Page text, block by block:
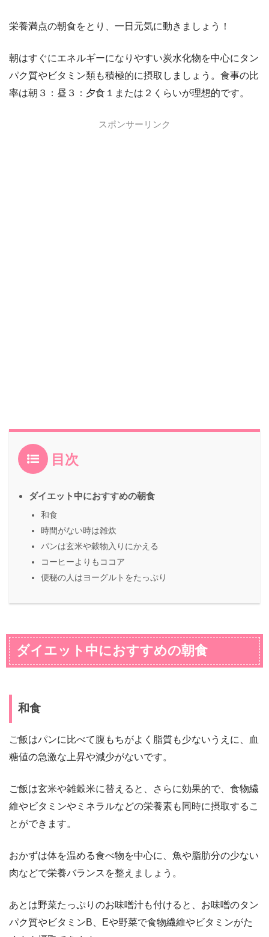
栄養満点の朝食をとり、一日元気に動きましょう！
朝はすぐにエネルギーになりやすい炭水化物を中心にタン
パク質やビタミン類も積極的に摂取しましょう。食事の比
率は朝３：昼３：夕食１または２くらいが理想的です。
スポンサーリンク
目次
ダイエット中におすすめの朝食
和食
時間がない時は雑炊
パンは玄米や穀物入りにかえる
コーヒーよりもココア
便秘の人はヨーグルトをたっぷり
ダイエット中におすすめの朝食
和食
ご飯はパンに比べて腹もちがよく脂質も少ないうえに、血
糖値の急激な上昇や減少がないです。
ご飯は玄米や雑穀米に替えると、さらに効果的で、食物繊
維やビタミンやミネラルなどの栄養素も同時に摂取するこ
とができます。
おかずは体を温める食べ物を中心に、魚や脂肪分の少ない
肉などで栄養バランスを整えましょう。
あとは野菜たっぷりのお味噌汁も付けると、お味噌のタン
パク質やビタミンB、Eや野菜で食物繊維やビタミンがた